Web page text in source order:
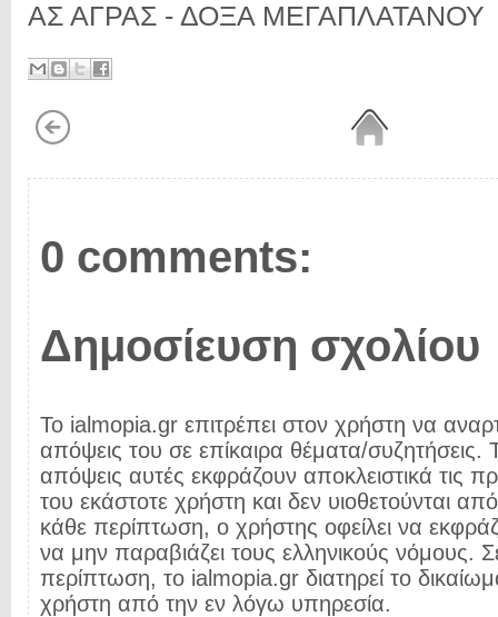
ΑΣ ΑΓΡΑΣ - ΔΟΞΑ ΜΕΓΑΠΛΑΤΑΝΟΥ
0 comments:
Δημοσίευση σχολίου
Το ialmopia.gr επιτρέπει στον χρήστη να
απόψεις του σε επίκαιρα θέματα/συζητήσεις.
απόψεις αυτές εκφράζουν αποκλειστικά τις
του εκάστοτε χρήστη και δεν υιοθετούνται
κάθε περίπτωση, ο χρήστης οφείλει να
να μην παραβιάζει τους ελληνικούς νόμους.
περίπτωση, το ialmopia.gr διατηρεί το
χρήστη από την εν λόγω υπηρεσία.